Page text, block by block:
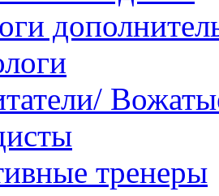
тренеры